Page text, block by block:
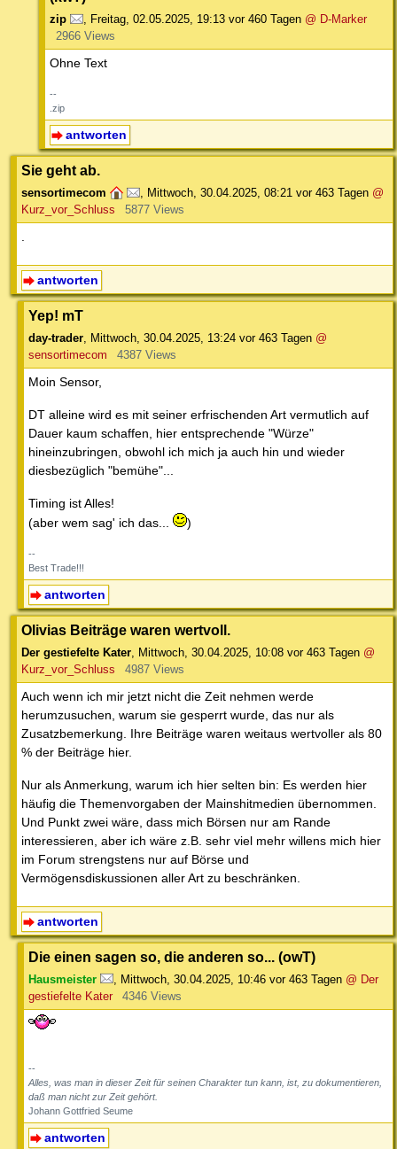
zip , Freitag, 02.05.2025, 19:13 vor 460 Tagen @ D-Marker
2966 Views
Ohne Text
--
.zip
antworten
Sie geht ab.
sensortimecom , Mittwoch, 30.04.2025, 08:21 vor 463 Tagen @
Kurz_vor_Schluss
5877 Views
antworten
Yep! mT
day-trader Mittwoch, 30.04.2025, 13:24 vor 463 Tagen @
sensortimecom
4387 Views
Moin Sensor,
DT alleine wird es mit seiner erfrischenden Art vermutlich auf
Dauer kaum schaffen, hier entsprechende "Würze"
hineinzubringen, obwohl ich mich ja auch hin und wieder
diesbezüglich "bemühe"...
Timing ist Alles!
(aber wem sag' ich das...
)
--
Best Trade!!!
antworten
Olivias Beiträge waren wertvoll.
Der gestiefelte Kater Mittwoch, 30.04.2025, 10:08 vor 463 Tagen @
Kurz_vor_Schluss
4987 Views
Auch wenn ich mir jetzt nicht die Zeit nehmen werde
herumzusuchen, warum sie gesperrt wurde, das nur als
Zusatzbemerkung. Ihre Beiträge waren weitaus wertvoller als 80
% der Beiträge hier.
Nur als Anmerkung, warum ich hier selten bin: Es werden hier
häufig die Themenvorgaben der Mainshitmedien übernommen.
Und Punkt zwei wäre, dass mich Börsen nur am Rande
interessieren, aber ich wäre z.B. sehr viel mehr willens mich hier
im Forum strengstens nur auf Börse und
Vermögensdiskussionen aller Art zu beschränken.
antworten
Die einen sagen so, die anderen so... (owT)
Hausmeister Mittwoch, 30.04.2025, 10:46 vor 463 Tagen @ Der
gestiefelte Kater
4346 Views
--
Alles, was man in dieser Zeit für seinen Charakter tun kann, ist, zu dokumentieren,
daß man nicht zur Zeit gehört.
Johann Gottfried Seume
antworten